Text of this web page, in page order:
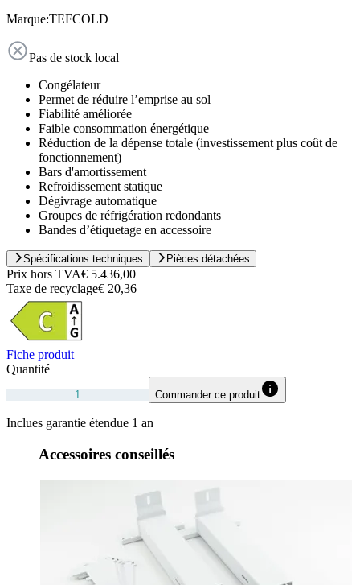
Marque:TEFCOLD
Pas de stock local
Congélateur
Permet de réduire l’emprise au sol
Fiabilité améliorée
Faible consommation énergétique
Réduction de la dépense totale (investissement plus coût de
fonctionnement)
Bars d'amortissement
Refroidissement statique
Dégivrage automatique
Groupes de réfrigération redondants
Bandes d’étiquetage en accessoire
Spécifications techniques Pièces détachées
Prix hors TVA€ 5.436,00
Taxe de recyclage€ 20,36
Fiche produit
Quantité
Commander ce produit
Inclues garantie étendue 1 an
Accessoires conseillés